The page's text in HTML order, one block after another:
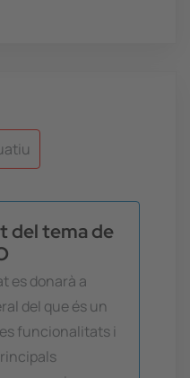
del tema de
es donarà a
del que és un
funcionalitats i